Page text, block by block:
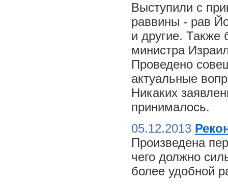
Выступили с
раввины - рав
и другие. Также
министра
Проведено
актуальные
Никаких
принималось.
05.12.2013
Произведена
чего должно
более удобной